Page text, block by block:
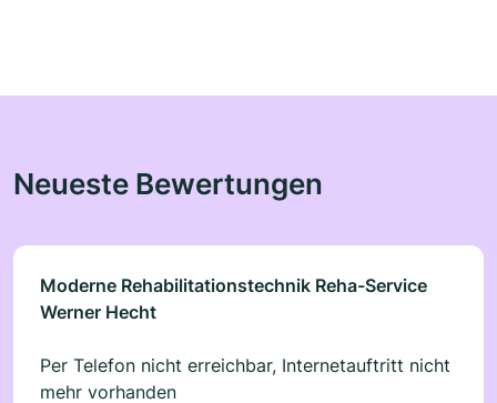
Neueste Bewertungen
Moderne Rehabilitationstechnik Reha-Service
Werner Hecht
Per Telefon nicht erreichbar, Internetauftritt nicht
mehr vorhanden